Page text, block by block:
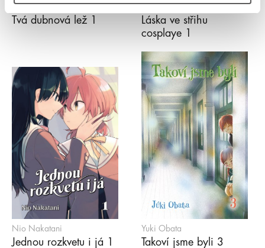
Naoši Arakawa
Tvá dubnová lež 1
Šin’iči Fukuda
Láska ve střihu
cosplaye 1
Nio Nakatani
Jednou rozkvetu i já 1
Yuki Obata
Takoví jsme byli 3